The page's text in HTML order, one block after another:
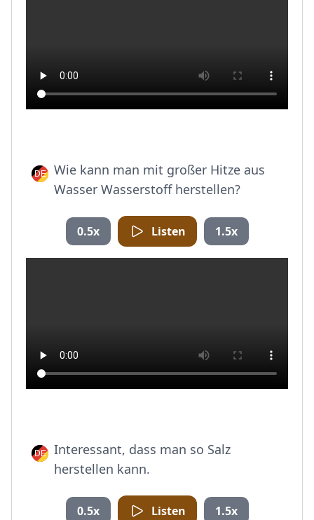
Wie kann man mit großer Hitze aus
Wasser Wasserstoff herstellen?
0.5x Listen 1.5x
Interessant, dass man so Salz
herstellen kann.
0.5x Listen 1.5x